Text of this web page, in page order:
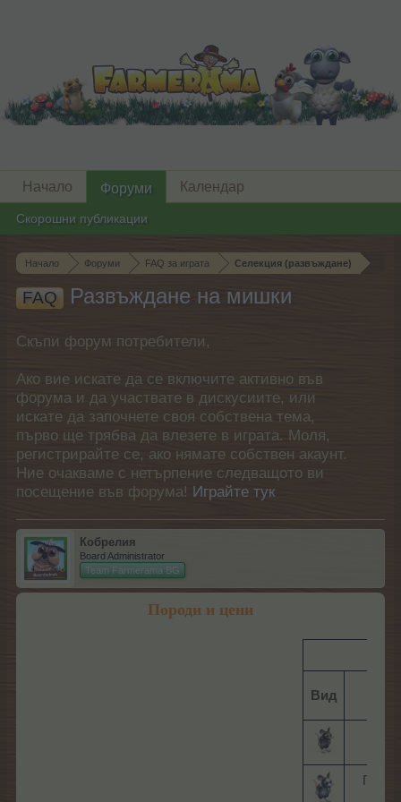
Начало Форуми FAQ за играта Селекция (развъждане)
FAQ Развъждане на мишки
Скъпи форум потребители,
Ако вие искате да се включите активно във
форума и да участвате в дискусиите, или
искате да започнете своя собствена тема,
първо ще трябва да влезете в играта. Моля,
регистрирайте се, ако нямате собствен акаунт.
Ние очакваме с нетърпение следващото ви
посещение във форума! Играйте тук
Кобрелия
Board Administrator
Team Farmerama BG
Породи и цени
Вид
Начало Форуми
Скорошни публикации
Календар